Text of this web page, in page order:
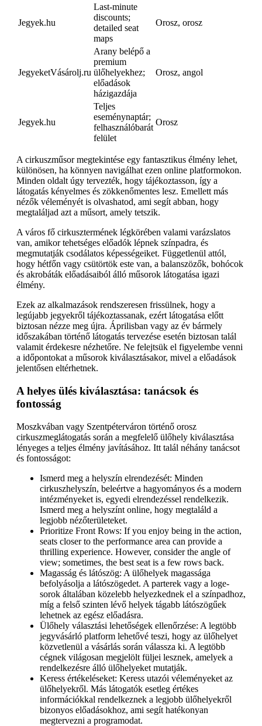
Jegyek.hu
Last-minute
discounts;
detailed seat
maps
Orosz, orosz
JegyeketVásárolj.ru
Arany belépő a
premium
ülőhelyekhez;
előadások
házigazdája
Orosz, angol
Jegyek.hu
Teljes
eseménynaptár;
felhasználóbarát
felület
Orosz
A cirkuszműsor megtekintése egy fantasztikus élmény lehet,
különösen, ha könnyen navigálhat ezen online platformokon.
Minden oldalt úgy tervezték, hogy tájékoztasson, így a
látogatás kényelmes és zökkenőmentes lesz. Emellett más
nézők véleményét is olvashatod, ami segít abban, hogy
megtaláljad azt a műsort, amely tetszik.
A város fő cirkusztermének légkörében valami varázslatos
van, amikor tehetséges előadók lépnek színpadra, és
megmutatják csodálatos képességeiket. Függetlenül attól,
hogy hétfőn vagy csütörtök este van, a balanszözők, bohócok
és akrobáták előadásaiból álló műsorok látogatása igazi
élmény.
Ezek az alkalmazások rendszeresen frissülnek, hogy a
legújabb jegyekről tájékoztassanak, ezért látogatása előtt
biztosan nézze meg újra. Áprilisban vagy az év bármely
időszakában történő látogatás tervezése esetén biztosan talál
valamit érdekesre nézhetőre. Ne felejtsük el figyelembe venni
a időpontokat a műsorok kiválasztásakor, mivel a előadások
jelentősen eltérhetnek.
A helyes ülés kiválasztása: tanácsok és
fontosság
Moszkvában vagy Szentpéterváron történő orosz
cirkuszmeglátogatás során a megfelelő ülőhely kiválasztása
lényeges a teljes élmény javításához. Itt talál néhány tanácsot
és fontosságot:
Ismerd meg a helyszín elrendezését: Minden
cirkuszhelyszín, beleértve a hagyományos és a modern
intézményeket is, egyedi elrendezéssel rendelkezik.
Ismerd meg a helyszínt online, hogy megtaláld a
legjobb nézőterületeket.
Prioritize Front Rows: If you enjoy being in the action,
seats closer to the performance area can provide a
thrilling experience. However, consider the angle of
view; sometimes, the best seat is a few rows back.
Magasság és látószög: A ülőhelyek magassága
befolyásolja a látószögedet. A parterek vagy a loge-
sorok általában közelebb helyezkednek el a színpadhoz,
míg a felső szinten lévő helyek tágabb látószögűek
lehetnek az egész előadásra.
Ülőhely választási lehetőségek ellenőrzése: A legtöbb
jegyvásárló platform lehetővé teszi, hogy az ülőhelyet
közvetlenül a vásárlás során válassza ki. A legtöbb
cégnek világosan megjelölt füljei lesznek, amelyek a
rendelkezésre álló ülőhelyeket mutatják.
Keress értékeléseket: Keress utazói véleményeket az
ülőhelyekről. Más látogatók esetleg értékes
információkkal rendelkeznek a legjobb ülőhelyekről
bizonyos előadásokhoz, ami segít hatékonyan
megtervezni a programodat.